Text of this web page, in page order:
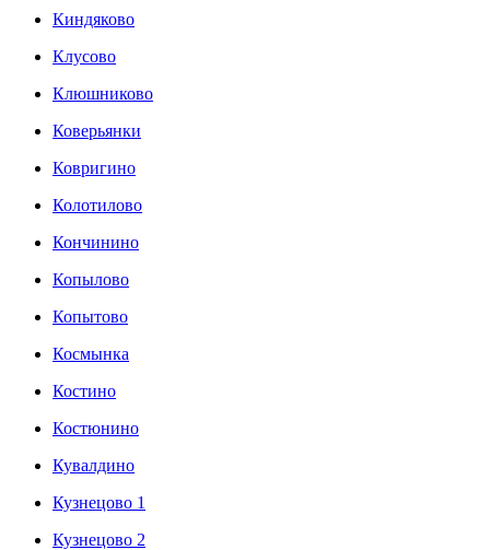
Киндяково
Клусово
Клюшниково
Коверьянки
Ковригино
Колотилово
Кончинино
Копылово
Копытово
Космынка
Костино
Костюнино
Кувалдино
Кузнецово 1
Кузнецово 2